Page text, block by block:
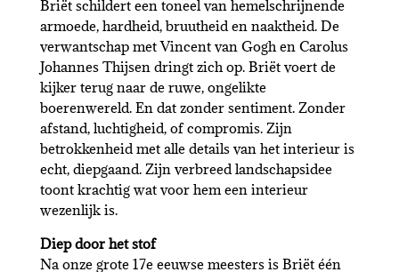
Briët schildert een toneel van hemelschrijnende
armoede, hardheid, bruutheid en naaktheid. De
verwantschap met Vincent van Gogh en Carolus
Johannes Thijsen dringt zich op. Briët voert de
kijker terug naar de ruwe, ongelikte
boerenwereld. En dat zonder sentiment. Zonder
afstand, luchtigheid, of compromis. Zijn
betrokkenheid met alle details van het interieur is
echt, diepgaand. Zijn verbreed landschapsidee
toont krachtig wat voor hem een interieur
wezenlijk is.
Diep door het stof
Na onze grote 17e eeuwse meesters is Briët één